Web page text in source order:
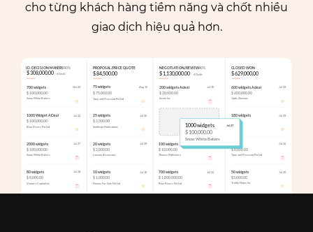
cho từng khách hàng tiềm năng và chốt nhiều
giao dịch hiệu quả hơn.